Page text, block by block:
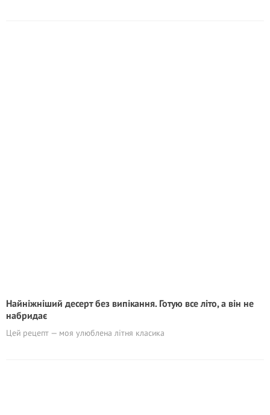
Найніжніший десерт без випікання. Готую все літо, а він не
набридає
Цей рецепт — моя улюблена літня класика